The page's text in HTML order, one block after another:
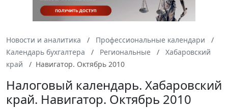
Новости и аналитика
Профессиональные календари
Календарь бухгалтера
Региональные
Хабаровский
край
Навигатор. Октябрь 2010
Налоговый календарь. Хабаровский
край. Навигатор. Октябрь 2010